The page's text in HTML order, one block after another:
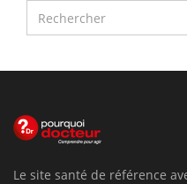
Le site santé de référence